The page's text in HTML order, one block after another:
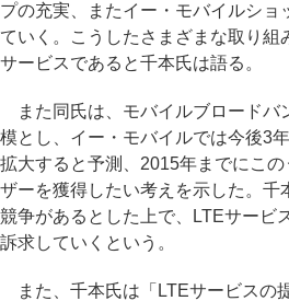
プの充実、またイー・モバイルショ
ていく。こうしたさまざまな取り組
サービスであると千本氏は語る。
また同氏は、モバイルブロードバ
模とし、イー・モバイルでは今後3
拡大すると予測、2015年までにこ
ザーを獲得したい考えを示した。千
競争があるとした上で、LTEサービ
訴求していくという。
また、千本氏は「LTEサービスの